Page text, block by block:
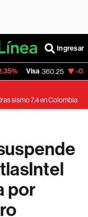
Ingresar
360.25 -0.62%
sismo 7,4 en Colombia
por